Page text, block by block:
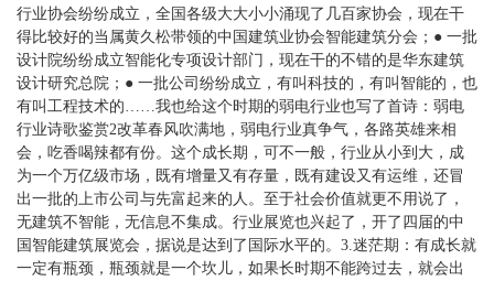
行业协会纷纷成立，全国各级大大小小涌现了几百家协会，现在干
得比较好的当属黄久松带领的中国建筑业协会智能建筑分会；● 一批
设计院纷纷成立智能化专项设计部门，现在干的不错的是华东建筑
设计研究总院；● 一批公司纷纷成立，有叫科技的，有叫智能的，也
有叫工程技术的……我也给这个时期的弱电行业也写了首诗：弱电
行业诗歌鉴赏2改革春风吹满地，弱电行业真争气，各路英雄来相
会，吃香喝辣都有份。这个成长期，可不一般，行业从小到大，成
为一个万亿级市场，既有增量又有存量，既有建设又有运维，还冒
出一批的上市公司与先富起来的人。至于社会价值就更不用说了，
无建筑不智能，无信息不集成。行业展览也兴起了，开了四届的中
国智能建筑展览会，据说是达到了国际水平的。3.迷茫期：有成长就
一定有瓶颈，瓶颈就是一个坎儿，如果长时期不能跨过去，就会出